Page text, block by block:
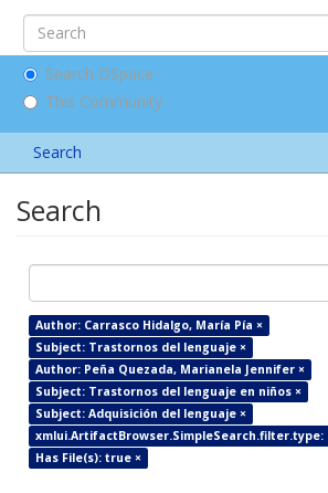
Search DSpace
This Community
Search
Search
Author: Carrasco Hidalgo, María Pía ×
Subject: Trastornos del lenguaje ×
Author: Peña Quezada, Marianela Jennifer ×
Subject: Trastornos del lenguaje en niños ×
Subject: Adquisición del lenguaje ×
xmlui.ArtifactBrowser.SimpleSearch.filter.type:
Has File(s): true ×